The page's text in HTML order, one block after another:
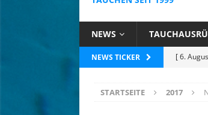
NEWS
NEWS TICKER [ 6.
[ 6.
STARTSEITE 2017